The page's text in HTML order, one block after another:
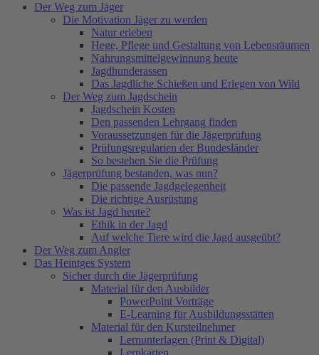
Der Weg zum Jäger
Die Motivation Jäger zu werden
Natur erleben
Hege, Pflege und Gestaltung von Lebensräumen
Nahrungsmittelgewinnung heute
Jagdhunderassen
Das Jagdliche Schießen und Erlegen von Wild
Der Weg zum Jagdschein
Jagdschein Kosten
Den passenden Lehrgang finden
Voraussetzungen für die Jägerprüfung
Prüfungsregularien der Bundesländer
So bestehen Sie die Prüfung
Jägerprüfung bestanden, was nun?
Die passende Jagdgelegenheit
Die richtige Ausrüstung
Was ist Jagd heute?
Ethik in der Jagd
Auf welche Tiere wird die Jagd ausgeübt?
Der Weg zum Angler
Das Heintges System
Sicher durch die Jägerprüfung
Material für den Ausbilder
PowerPoint Vorträge
E-Learning für Ausbildungsstätten
Material für den Kursteilnehmer
Lernunterlagen (Print & Digital)
Lernkarten